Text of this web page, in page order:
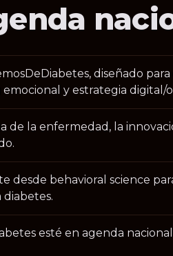
diseñado
y estrategia digital/
de la enfermedad, la
desde behavioral science
diabetes.
esté en agenda